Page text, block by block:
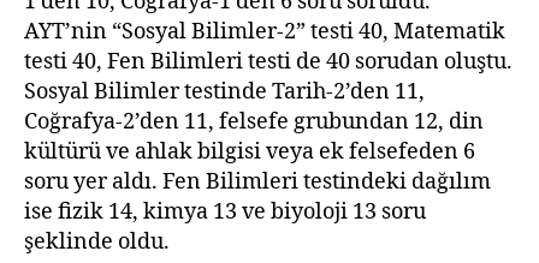
AYT’nin “Sosyal Bilimler-2” testi 40, Matematik
testi 40, Fen Bilimleri testi de 40 sorudan oluştu.
Sosyal Bilimler testinde Tarih-2’den 11,
Coğrafya-2’den 11, felsefe grubundan 12, din
kültürü ve ahlak bilgisi veya ek felsefeden 6
soru yer aldı. Fen Bilimleri testindeki dağılım
ise fizik 14, kimya 13 ve biyoloji 13 soru
şeklinde oldu.